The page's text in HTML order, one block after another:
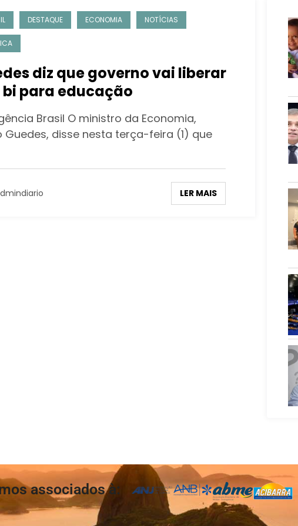
DESTAQUE ECONOMIA NOTÍCIAS
diz que governo vai liberar
bi para educação
Brasil O ministro da Economia,
Guedes, disse nesta terça-feira (1) que
LER MAIS
associados à: